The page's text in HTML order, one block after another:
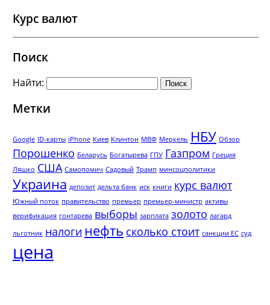
Курс валют
Поиск
Найти:
Метки
Google ID-карты iPhone Киев Клинтон МВФ Меркель НБУ Обзор
Порошенко Беларусь Богатырева ГПУ Газпром Греция
Ляшко США Самопомич Садовый Трамп минсоцполитики
Украина депозит дельта банк иск книги курс валют
Южный поток правительство премьер премьер-министр активы
верификация гонтарева выборы зарплата золото лагард
льготник налоги нефть сколько стоит санкции ЕС суд
цена